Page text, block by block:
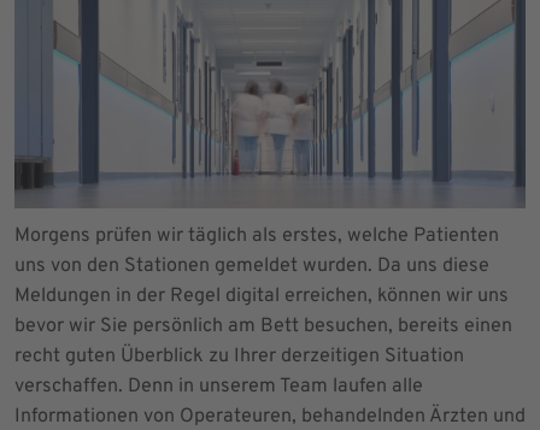
Morgens prüfen wir täglich als erstes, welche Patienten
uns von den Stationen gemeldet wurden. Da uns diese
Meldungen in der Regel digital erreichen, können wir uns
bevor wir Sie persönlich am Bett besuchen, bereits einen
recht guten Überblick zu Ihrer derzeitigen Situation
verschaffen. Denn in unserem Team laufen alle
Informationen von Operateuren, behandelnden Ärzten und